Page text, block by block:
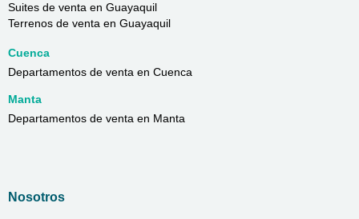
Suites de venta en Guayaquil
Terrenos de venta en Guayaquil
Cuenca
Departamentos de venta en Cuenca
Manta
Departamentos de venta en Manta
Nosotros